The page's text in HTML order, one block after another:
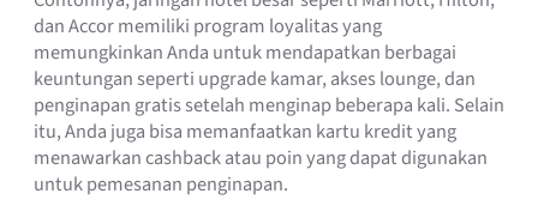
dan Accor memiliki program loyalitas yang
memungkinkan Anda untuk mendapatkan berbagai
keuntungan seperti upgrade kamar, akses lounge, dan
penginapan gratis setelah menginap beberapa kali. Selain
itu, Anda juga bisa memanfaatkan kartu kredit yang
menawarkan cashback atau poin yang dapat digunakan
untuk pemesanan penginapan.